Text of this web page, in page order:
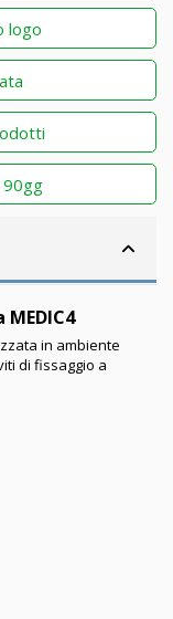
logo
90gg
in ambiente
di fissaggio a